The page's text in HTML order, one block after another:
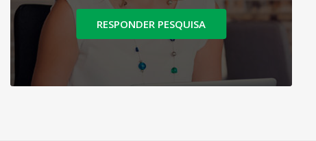
RESPONDER PESQUISA